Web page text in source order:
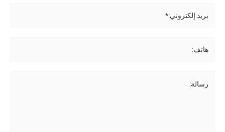
بريد إلكتروني:*
هاتف:
رسالة: